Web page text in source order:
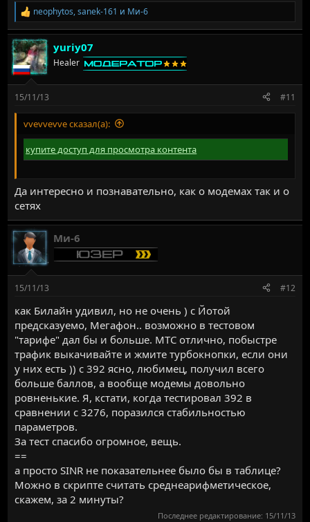
Р
е
а
к
ц
и
и
:
neophytos,sanek-161 и Ми-6
yuriy07
Healer
15/11/13 #11
vvevvevve сказал(а):
купите доступ для просмотра контента
Да интересно и познавательно, как о модемах так и о
сетях
Ми-6
15/11/13 #12
как Билайн удивил, но не очень ) с Йотой
предсказуемо, Мегафон.. возможно в тестовом
"тарифе" дал бы и больше. МТС отлично, побыстре
трафик выкачивайте и жмите турбокнопки, если они
у них есть )) с 392 ясно, любимец, получил всего
больше баллов, а вообще модемы довольно
ровненькие. Я, кстати, когда тестировал 392 в
сравнении с 3276, поразился стабильностью
параметров.
За тест спасибо огромное, вещь.
==
а просто SINR не показательнее было бы в таблице?
Можно в скрипте считать среднеарифметическое,
скажем, за 2 минуты?
Последнее редактирование: 15/11/13